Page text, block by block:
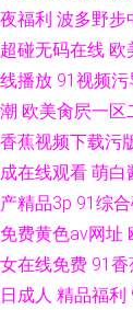
夜福利 波多野步
超碰无码在线 欧
线播放 91视频污
潮 欧美肏屄一区
香蕉视频下载污
成在线观看 萌白
产精品3p 91综
免费黄色av网址
女在线免费 91香
日成人 精品福利